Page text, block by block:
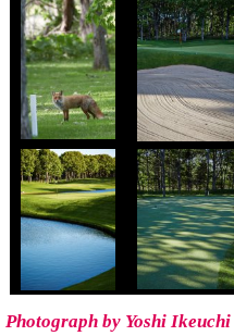
Photograph by Yoshi Ikeuchi